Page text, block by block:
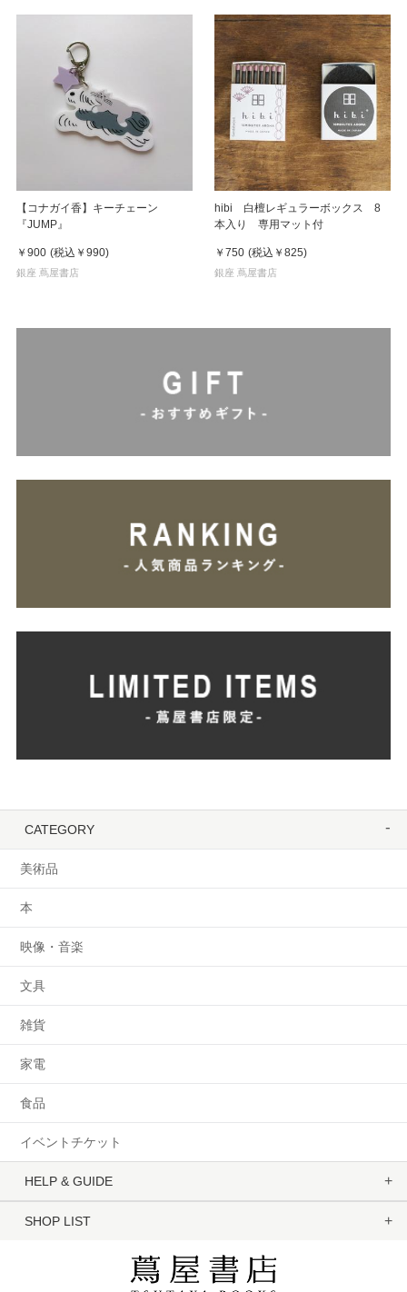
【コナガイ香】キーチェーン
『JUMP』
￥900 (税込 ￥990)
銀座 蔦屋書店
hibi 白檀レギュラーボックス 8
本入り 専用マット付
￥750 (税込 ￥825)
銀座 蔦屋書店
CATEGORY
美術品
本
映像・音楽
文具
雑貨
家電
食品
イベントチケット
HELP & GUIDE
SHOP LIST